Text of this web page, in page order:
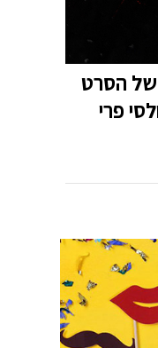
של הסרט
פרי